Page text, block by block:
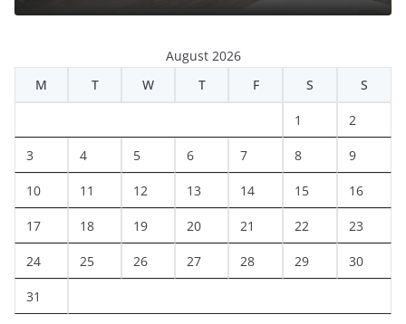
August 2026
M
T W T F S S
1 2
3 4 5 6 7 8 9
10 11 12 13 14 15 16
17 18 19 20 21 22 23
24 25 26 27 28 29 30
31